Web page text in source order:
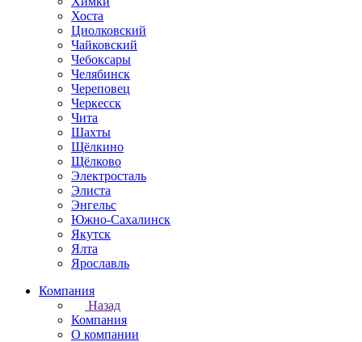
Хоста
Циолковский
Чайковский
Чебоксары
Челябинск
Череповец
Черкесск
Чита
Шахты
Щёлкино
Щёлково
Электросталь
Элиста
Энгельс
Южно-Сахалинск
Якутск
Ялта
Ярославль
Компания
Назад
Компания
О компании